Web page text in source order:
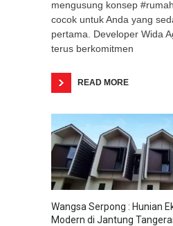
mengusung konsep
cocok untuk Anda yang
pertama. Developer Wida
terus berkomitmen
READ MORE
Wangsa Serpong : Hunian
Modern di Jantung